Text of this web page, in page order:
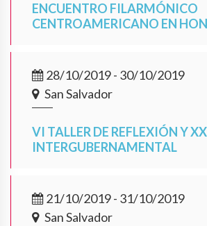
ENCUENTRO FILARMÓNICO
CENTROAMERICANO EN
28/10/2019 - 30/10/2019
San Salvador
VI TALLER DE REFLEXIÓN Y
INTERGUBERNAMENTAL
21/10/2019 - 31/10/2019
San Salvador